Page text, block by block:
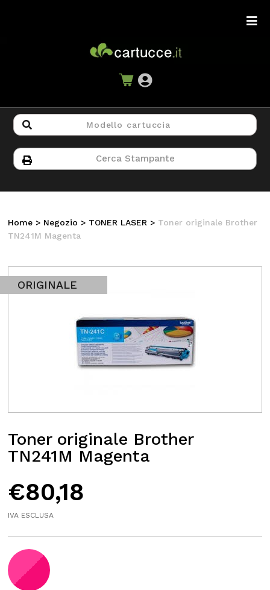
Home > Negozio > TONER LASER > Toner originale Brother
TN241M Magenta
ORIGINALE
Toner originale Brother
TN241M Magenta
€80,18
IVA ESCLUSA